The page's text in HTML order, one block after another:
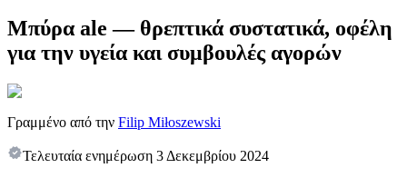
Μπύρα ale — θρεπτικά συστατικά, οφέλη
για την υγεία και συμβουλές αγορών
Γραμμένο από την Filip Miłoszewski
Τελευταία ενημέρωση 3 Δεκεμβρίου 2024